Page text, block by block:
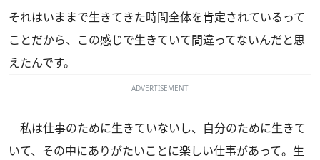
それはいままで生きてきた時間全体を肯定されているって
ことだから、この感じで生きていて間違ってないんだと思
えたんです。
ADVERTISEMENT
私は仕事のために生きていないし、自分のために生きて
いて、その中にありがたいことに楽しい仕事があって。生